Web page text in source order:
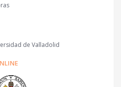
de Valladolid